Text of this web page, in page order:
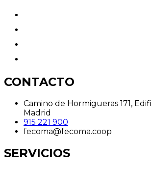
CONTACTO
Camino de Hormigueras 171,
Madrid
915 221 900
fecoma@fecoma.coop
SERVICIOS